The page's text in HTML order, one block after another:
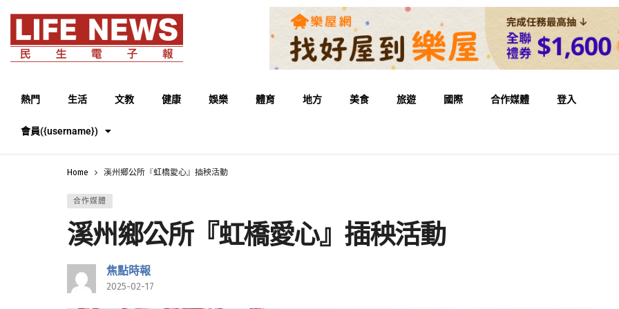
熱門 生活 文教 健康 娛樂 體育 地方 美食 旅遊 國際 合作媒體 登入
會員({username})
Home 溪州鄉公所『虹橋愛心』插秧活動
合作媒體
溪州鄉公所『虹橋愛心』插秧活動
焦點時報
2025-02-17